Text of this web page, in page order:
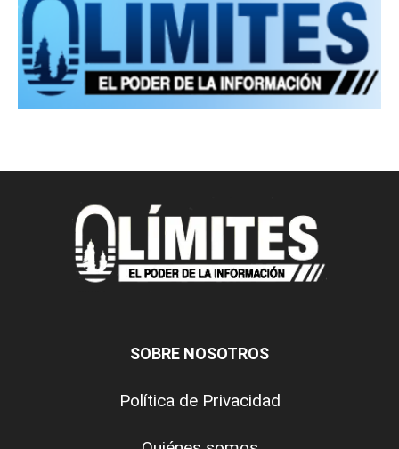
SOBRE NOSOTROS
Política de Privacidad